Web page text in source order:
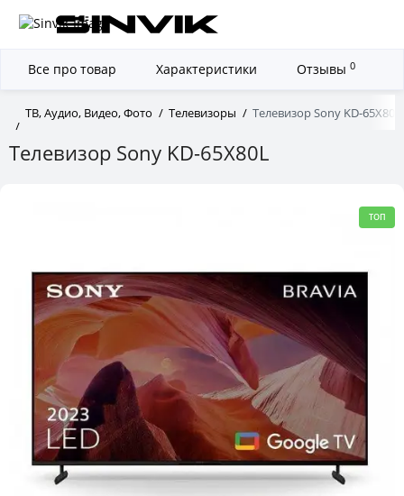
ТВ, Аудио, Видео, Фото Телевизоры Телевизор Sony KD-65X80L
Телевизор Sony KD-65X80L
Все про товар Характеристики Отзывы 0
ТОП